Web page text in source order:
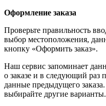
Оформление заказа
Проверьте правильность
выбор местоположения,
кнопку «Оформить заказ».
Наш сервис запоминает
о заказе и в следующий раз
данные предыдущего
выбирайте другие варианты.